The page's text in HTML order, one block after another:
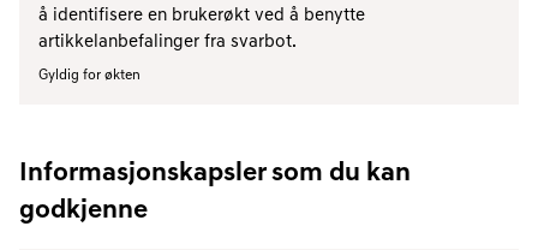
å identifisere en brukerøkt ved å benytte
artikkelanbefalinger fra svarbot.
Gyldig for økten
Informasjonskapsler som du kan
godkjenne